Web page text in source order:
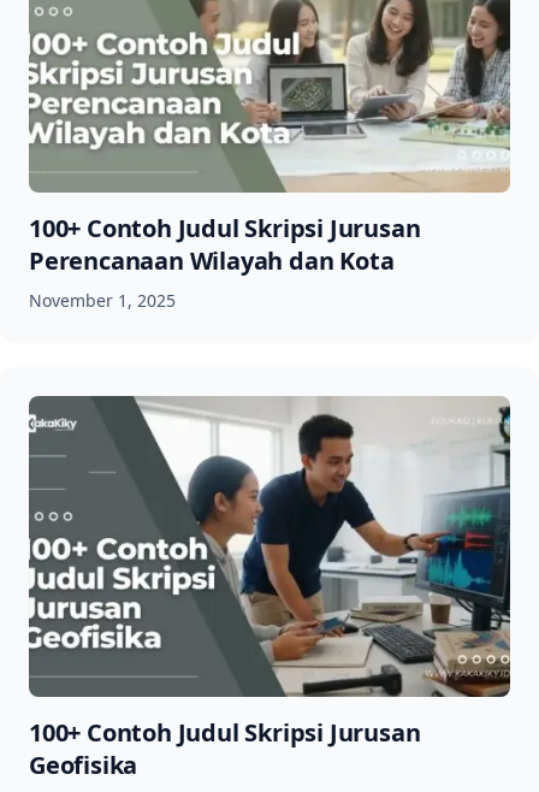
100+ Contoh Judul Skripsi Jurusan
Perencanaan Wilayah dan Kota
November 1, 2025
100+ Contoh Judul Skripsi Jurusan
Geofisika